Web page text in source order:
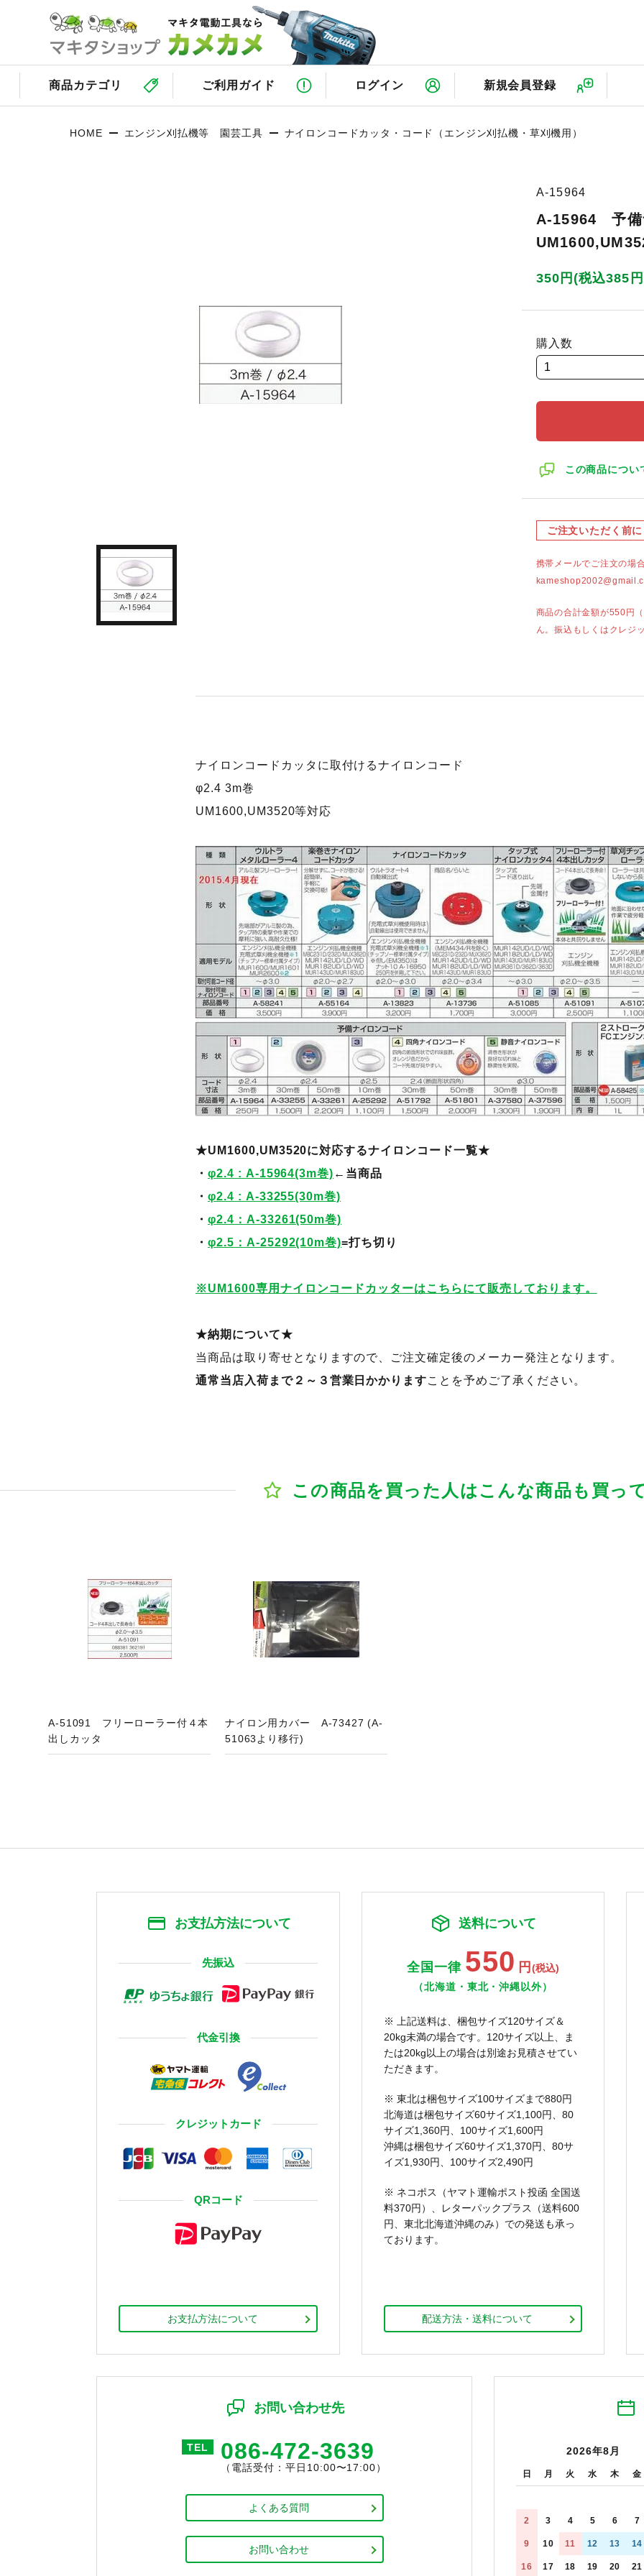
商品カテゴリ ご利用ガイド ログイン 新規会員登録
HOME エンジン刈払機等 園芸工具 ナイロンコードカッタ・コード（エンジン刈払機・草刈機用）
A-15964
A-15964 予
350円(税込385
購入数
この商品につい
ご注文いただく前に
携帯メールでご注文の場
商品の合計金額が550円
ん。振込もしくはクレジ
ナイロンコードカッタに取付けるナイロンコード
φ2.4 3m巻
UM1600,UM3520等対応
★UM1600,UM3520に対応するナイロンコード一覧★
・ φ2.4 : A-15964(3m巻) ←当商品
・ φ2.4 : A-33255(30m巻)
・ φ2.4：A-33261(50m巻)
・ φ2.5：A-25292(10m巻)=打ち切り
※UM1600専用ナイロンコードカッターはこちらにて販売しております。
★納期について★
当商品は取り寄せとなりますので、ご注文確定後のメーカー発注となります。
通常当店入荷まで２～３営業日かかりますことを予めご了承ください。
この商品を買った人はこんな商品も買っ
A-51091 フリーローラー付４本
出しカッタ
ナイロン用カバー A-73427 (A-
51063より移行)
お支払方法について
先振込
代金引換
クレジットカード
QRコード
お支払方法について
送料について
全国一律 550 円 (税込)
（北海道・東北・沖縄以外）
※ 上記送料は、梱包サイズ120サイズ＆
20kg未満の場合です。120サイズ以上、ま
たは20kg以上の場合は別途お見積させてい
ただきます。
※ 東北は梱包サイズ100サイズまで880円
北海道は梱包サイズ60サイズ1,100円、80
サイズ1,360円、100サイズ1,600円
沖縄は梱包サイズ60サイズ1,370円、80サ
イズ1,930円、100サイズ2,490円
※ ネコポス（ヤマト運輸ポスト投函 全国送
料370円）、レターパックプラス（送料600
円、東北北海道沖縄のみ）での発送も承っ
ております。
配送方法・送料について
お問い合わせ先
TEL 086-472-3639
（電話受付：平日10:00〜17:00）
よくある質問
お問い合わせ
2026年8月
日 月 火 水 木 金
2 3 4 5 6 7
9 10 11 12 13 14
16 17 18 19 20 21